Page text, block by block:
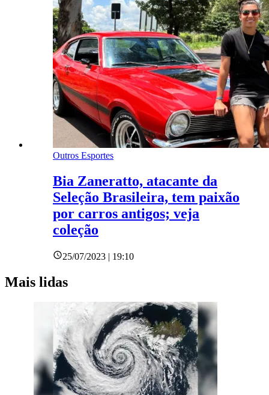
Outros Esportes
Bia Zaneratto, atacante da
Seleção Brasileira, tem paixão
por carros antigos; veja
coleção
25/07/2023 | 19:10
Mais lidas